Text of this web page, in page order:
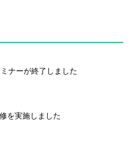
ナーが終了しました
を実施しました